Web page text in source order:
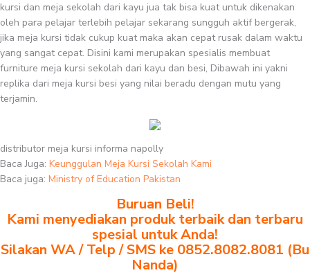
kursi dan meja sekolah dari kayu jua tak bisa kuat untuk dikenakan
oleh para pelajar terlebih pelajar sekarang sungguh aktif bergerak,
jika meja kursi tidak cukup kuat maka akan cepat rusak dalam waktu
yang sangat cepat. Disini kami merupakan spesialis membuat
furniture meja kursi sekolah dari kayu dan besi, Dibawah ini yakni
replika dari meja kursi besi yang nilai beradu dengan mutu yang
terjamin.
distributor meja kursi informa napolly
Baca Juga: Keunggulan Meja Kursi Sekolah Kami
Baca juga: Ministry of Education Pakistan
Buruan Beli!
Kami menyediakan produk terbaik dan terbaru
spesial untuk Anda!
Silakan WA / Telp / SMS ke 0852.8082.8081 (Bu
Nanda)